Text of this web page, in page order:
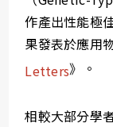
作產出性能極
果發表於應用
Letters》。
相較大部分學